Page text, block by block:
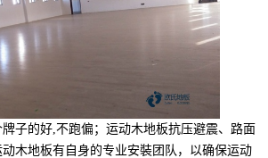
的好,不跑偏；运动木地板抗压避震、路面
木地板有自身的专业安裝团队，以确保运动